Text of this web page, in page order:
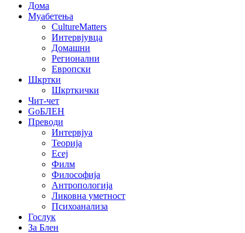
Дома
Муабетења
CultureMatters
Интервјувца
Домашни
Регионални
Европски
Шкртки
Шкрткички
Чит-чет
GoБЛЕН
Преводи
Интервјуа
Теорија
Есеј
Филм
Философија
Антропологија
Ликовна уметност
Психоанализа
Гослук
За Блен